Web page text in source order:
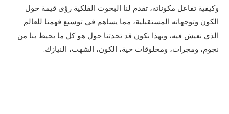
وكيفية تفاعل مكوناته، تقدم لنا البحوث الفلكية رؤى قيمة حول
الكون وتوجهاته المستقبلية، مما يساهم في توسيع فهمنا للعالم
الذي نعيش فيه، وبهذا نكون قد تحدثنا حول هو كل ما يحيط بنا من
نجوم، ومجرات، ومخلوقات حية، الكون، الشهب، النيازك.